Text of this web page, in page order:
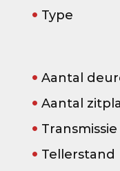
Type
Aantal
Aantal
Transmissie
Tellerstand